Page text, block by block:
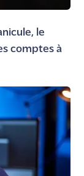
le
comptes à